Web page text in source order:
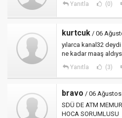
Yanıtla (0)
kurtcuk / 06
yılarca kanal32
ne kadar maaş
Yanıtla (3)
bravo / 06 Ağustos
SDÜ DE ATM
HOCA SORUMLUSU